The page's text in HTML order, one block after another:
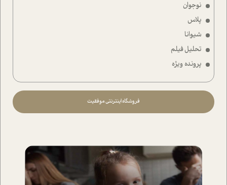
نوجوان
پلاس
شیوانا
تحلیل فیلم
پرونده ویژه
فروشگاه اینترنتی موفقیت